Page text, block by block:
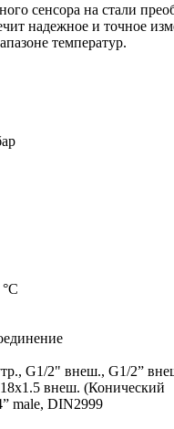
сенсора на стали
надежное и точное
температур.
°С
G1/2" внеш., G1/2”
внеш. (Конический
male, DIN2999